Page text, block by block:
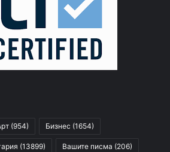
(954) Бизнес (1654)
(13899) Вашите писма (206)